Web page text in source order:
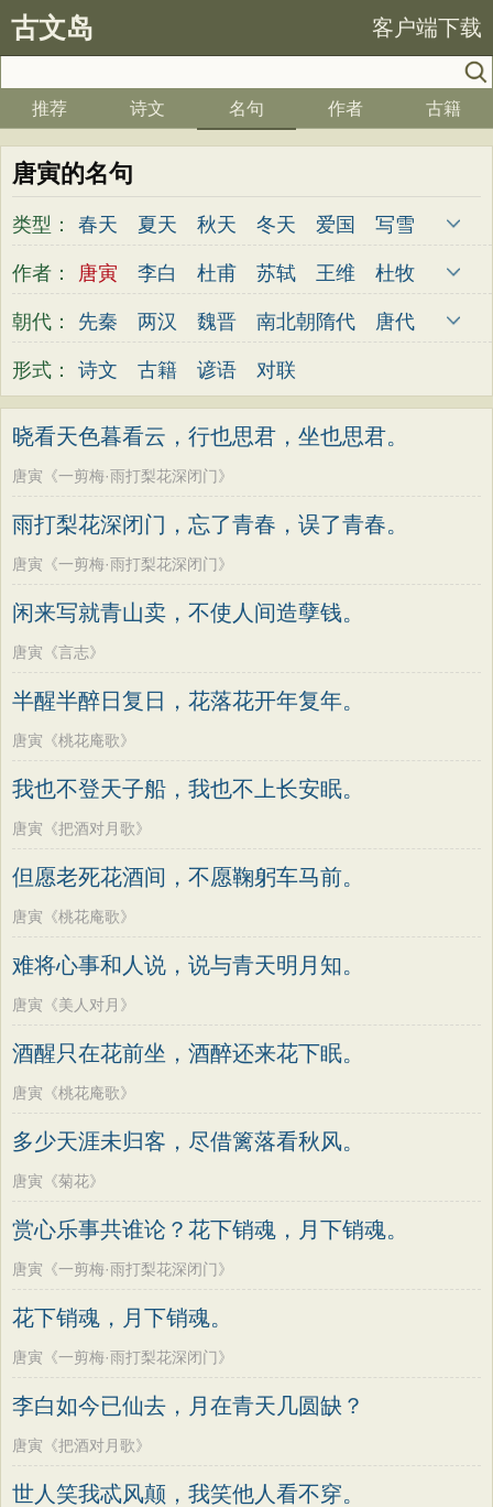
古文岛 客户端下载
推荐 诗文 名句 作者 古籍
唐寅的名句
类型： 春天 夏天 秋天 冬天 爱国
写雪
思念
爱情 思乡 离别 月亮
梅花
哲理
泰山 边塞 柳树
老师
母亲 伤感 田园 写云
庐山
山水
星星 荀子
左传
论衡 管子 说苑 列子
国语
端午节
七夕节 中秋节
重阳节
韩非子
弟子规
战国策 后汉书
淮南子
商君书
格言联璧
围炉夜话
增广贤文
吕氏春秋
作者： 唐寅 李白 杜甫 苏轼 王维
杜牧
陆游
李煜 元稹 韩愈 岑参
齐己
孟郊
皎然 许浑 罗隐 贯休
韦庄
屈原
王勃 张祜 王建 晏殊
岳飞
姚合
卢纶 秦观
高适
方干 李峤 赵嘏 贺铸
郑谷
郑燮
张说 张炎
孟浩然
柳宗元 王安石
欧阳修
杨万里
诸葛亮 范仲淹
陆龟蒙
晏几道
马致远
皮日休 左丘明
张九龄
权德舆
卓文君
文天祥 刘辰翁
陈子昂
纳兰性德
朝代： 先秦 两汉 魏晋 南北朝 隋代
唐代
五代
宋代 金朝 元代
形式： 诗文 古籍 谚语 对联
晓看天色暮看云，行也思君，坐也思君。
唐寅《一剪梅·雨打梨花深闭门》
雨打梨花深闭门，忘了青春，误了青春。
唐寅《一剪梅·雨打梨花深闭门》
闲来写就青山卖，不使人间造孽钱。
唐寅《言志》
半醒半醉日复日，花落花开年复年。
唐寅《桃花庵歌》
我也不登天子船，我也不上长安眠。
唐寅《把酒对月歌》
但愿老死花酒间，不愿鞠躬车马前。
唐寅《桃花庵歌》
难将心事和人说，说与青天明月知。
唐寅《美人对月》
酒醒只在花前坐，酒醉还来花下眠。
唐寅《桃花庵歌》
多少天涯未归客，尽借篱落看秋风。
唐寅《菊花》
赏心乐事共谁论？花下销魂，月下销魂。
唐寅《一剪梅·雨打梨花深闭门》
花下销魂，月下销魂。
唐寅《一剪梅·雨打梨花深闭门》
李白如今已仙去，月在青天几圆缺？
唐寅《把酒对月歌》
世人笑我忒风颠，我笑他人看不穿。